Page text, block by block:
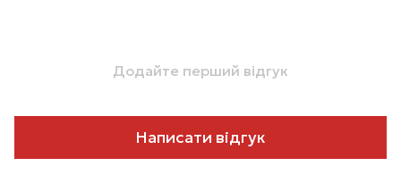
Додайте перший відгук
Написати відгук